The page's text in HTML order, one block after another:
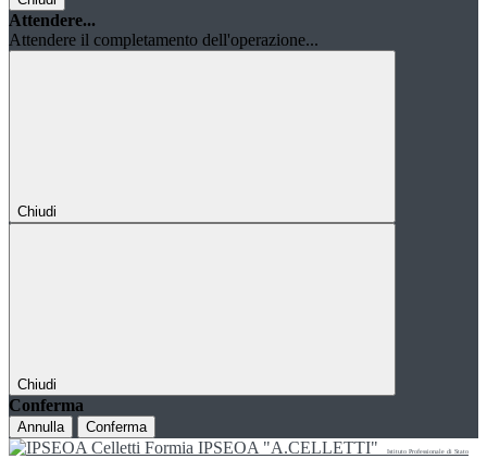
Attendere...
Attendere il completamento dell'operazione...
Chiudi
Chiudi
Conferma
Annulla Conferma
IPSEOA "A.CELLETTI" Istituto Professionale di Stato